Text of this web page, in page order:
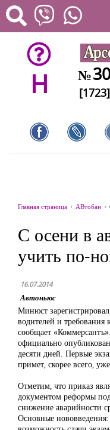
H №30
[1723]
Главная страница АВтобан
С осени в
учить по-
16.07.2014
Автоньюс
Минюст
водителей и требования
сообщает
официально
десяти дней. Первые
примет, скорее всего,
Отметим, что приказ
документом реформы
снижение аварийности
Основные нововведения: